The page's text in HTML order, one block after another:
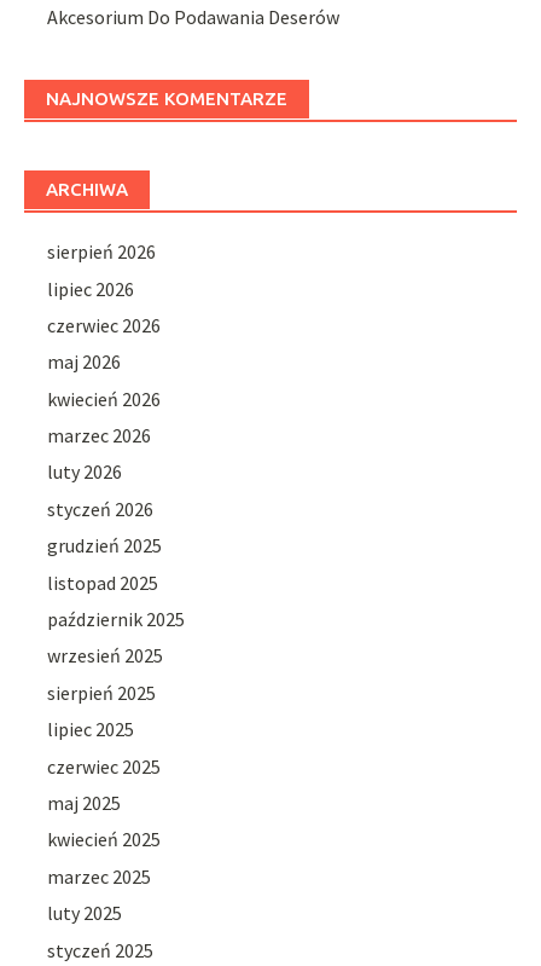
Akcesorium Do Podawania Deserów
NAJNOWSZE KOMENTARZE
ARCHIWA
sierpień 2026
lipiec 2026
czerwiec 2026
maj 2026
kwiecień 2026
marzec 2026
luty 2026
styczeń 2026
grudzień 2025
listopad 2025
październik 2025
wrzesień 2025
sierpień 2025
lipiec 2025
czerwiec 2025
maj 2025
kwiecień 2025
marzec 2025
luty 2025
styczeń 2025